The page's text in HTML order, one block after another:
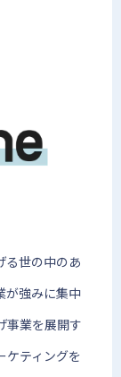
る世の中のあ
が強みに集中
事業を展開す
ケティングを